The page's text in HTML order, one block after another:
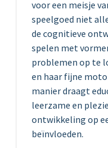
voor een meisje
speelgoed niet
de cognitieve
spelen met
problemen op te
en haar fijne
manier draagt
leerzame en
ontwikkeling op
beïnvloeden.